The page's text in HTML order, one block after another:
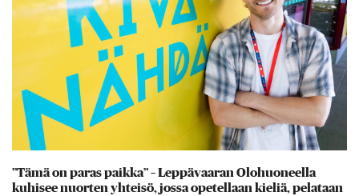
”Tämä on paras paikka” – Leppävaaran Olohuoneella
kuhisee nuorten yhteisö, jossa opetellaan kieliä, pelataan